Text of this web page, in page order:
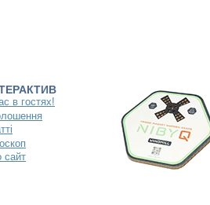
в гостях!
сайт